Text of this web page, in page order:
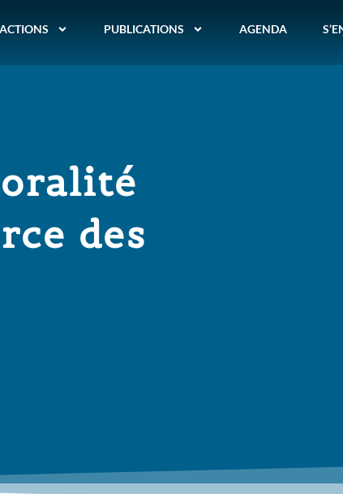
PUBLICATIONS AGENDA
des